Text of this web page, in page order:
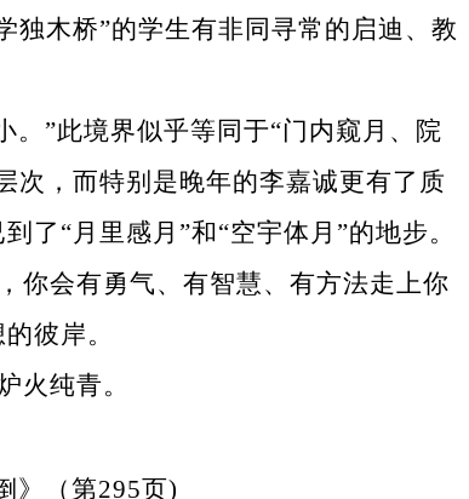
独木桥”的学生有非同寻常的启迪、教
”此境界似乎等同于“门内窥月、院
次，而特别是晚年的李嘉诚更有了质
了“月里感月”和“空宇体月”的地步。
会有勇气、有智慧、有方法走上你
彼岸。
纯青。
第295页)